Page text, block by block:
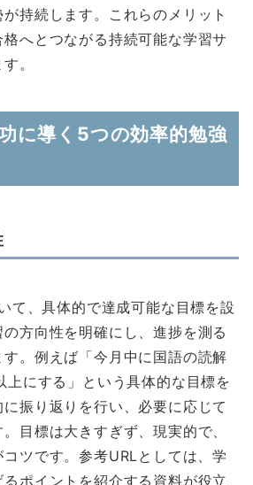
持続します。これらのメリット
へとつながる持続可能な学習サ
。
に導く5つの効率的勉強
て、具体的で達成可能な目標を設
方向性を明確にし、進捗を測る
。例えば「今月中に国語の読解
上にする」という具体的な目標を
振り返りを行い、必要に応じて
目標は大きすぎず、現実的で、
ツです。参考URLとしては、学
ポイントを紹介する資料が役立